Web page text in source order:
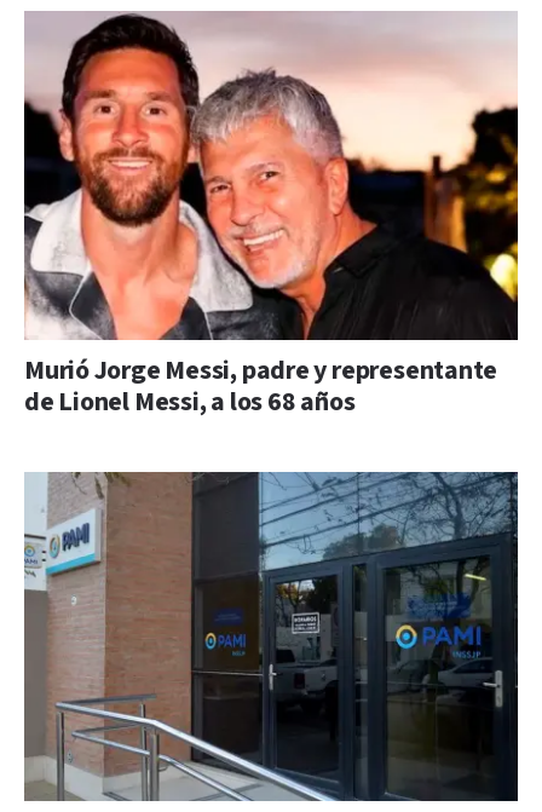
Murió Jorge Messi, padre y representante
de Lionel Messi, a los 68 años